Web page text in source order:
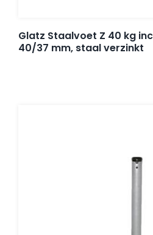
Glatz Staalvoet Z 40 kg
40/37 mm, staal verzinkt